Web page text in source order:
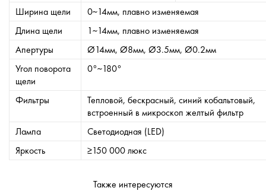
Ширина щели
0~14мм, плавно изменяемая
Длина щели
1~14мм, плавно изменяемая
Апертуры
Ø14мм, Ø8мм, Ø3.5мм, Ø0.2мм
Угол поворота
щели
0°~180°
Фильтры
Тепловой, бескрасный, синий кобальтовый,
встроенный в микроскоп желтый фильтр
Лампа
Светодиодная (LED)
Яркость
≥150 000 люкс
Также интересуются